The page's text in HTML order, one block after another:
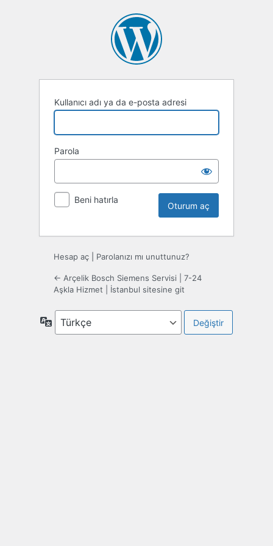
Kullanıcı adı ya da e-posta adresi
Parola
Beni hatırla
Hesap aç Parolanızı mı unuttunuz?
← Arçelik Bosch Siemens Servisi | 7-24
Aşkla Hizmet | İstanbul sitesine git
Dil